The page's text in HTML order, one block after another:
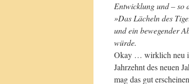
Entwicklung und – so
»Das Lächeln des
und ein bewegender
würde.
Okay … wirklich neu
Jahrzehnt des neuen
mag das gut